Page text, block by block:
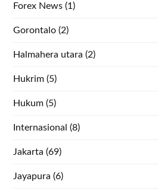
Forex News (1)
Gorontalo (2)
Halmahera utara (2)
Hukrim (5)
Hukum (5)
Internasional (8)
Jakarta (69)
Jayapura (6)